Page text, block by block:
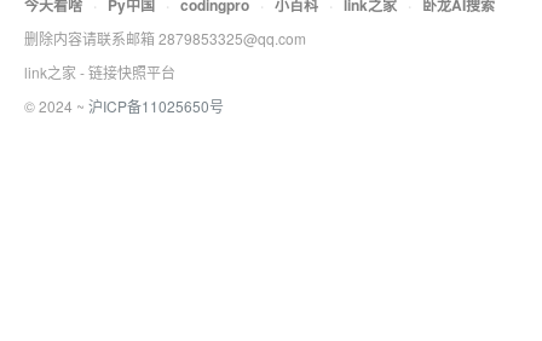
今天看啥 · Py中国 · codingpro · 小百科 · link之家 · 卧龙AI搜索
删除内容请联系邮箱 2879853325@qq.com
link之家 - 链接快照平台
© 2024 ~ 沪ICP备11025650号